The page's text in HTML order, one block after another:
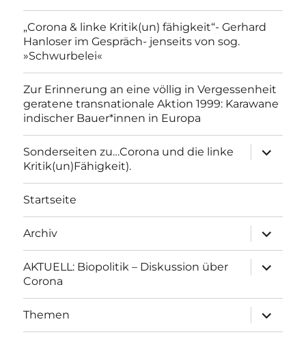
„Corona & linke Kritik(un) fähigkeit“- Gerhard
Hanloser im Gespräch- jenseits von sog.
»Schwurbelei«
Zur Erinnerung an eine völlig in Vergessenheit
geratene transnationale Aktion 1999: Karawane
indischer Bauer*innen in Europa
Sonderseiten zu…Corona und die linke
Kritik(un)Fähigkeit).
anzeigen
Startseite
Archiv
anzeigen
AKTUELL: Biopolitik – Diskussion über
Corona
anzeigen
Themen
anzeigen